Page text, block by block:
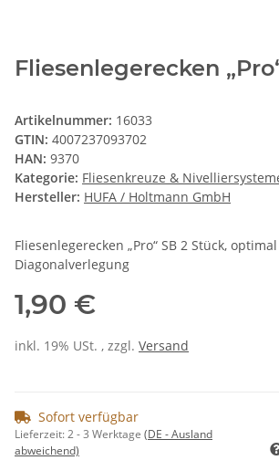
Fliesenlegerecken
Artikelnummer: 16033
GTIN: 4007237093702
HAN: 9370
Kategorie: Fliesenkreuze &
Hersteller: HUFA / Holtmann GmbH
Fliesenlegerecken „Pro“ SB 2 Stück,
Diagonalverlegung
1,90 €
inkl. 19% USt. , zzgl. Versand
Sofort verfügbar
Lieferzeit:2 - 3 Werktage (DE - Ausland
abweichend)